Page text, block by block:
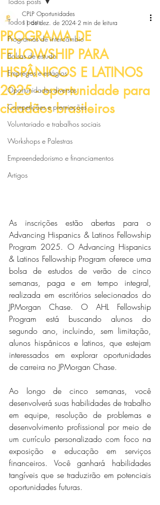
Todos posts
Programas de intercâmbio
Bolsas de estudo
Empregos e estágios
Oportunidades diversas
Competições e premiações
Voluntariado e trabalhos sociais
Workshops e Palestras
Empreendedorismo e financiamentos
Artigos
PROGRAMA DE
FELLOWSHIP PARA
HISPÂNICOS E LATINOS
2025 - oportunidade para
cidadãos brasileiros
CPLP Oportunidades
11 de dez. de 2024 2 min de leitura
As inscrições estão abertas para o
Advancing Hispanics & Latinos Fellowship
Program 2025. O Advancing Hispanics
& Latinos Fellowship Program oferece uma
bolsa de estudos de verão de cinco
semanas, paga e em tempo integral,
realizada em escritórios selecionados do
JPMorgan Chase. O AHL Fellowship
Program está buscando alunos do
segundo ano, incluindo, sem limitação,
alunos hispânicos e latinos, que estejam
interessados ​​em explorar oportunidades
de carreira no JPMorgan Chase.
Ao longo de cinco semanas, você
desenvolverá suas habilidades de trabalho
em equipe, resolução de problemas e
desenvolvimento profissional por meio de
um currículo personalizado com foco na
exposição e educação em serviços
financeiros. Você ganhará habilidades
tangíveis que se traduzirão em potenciais
oportunidades futuras.